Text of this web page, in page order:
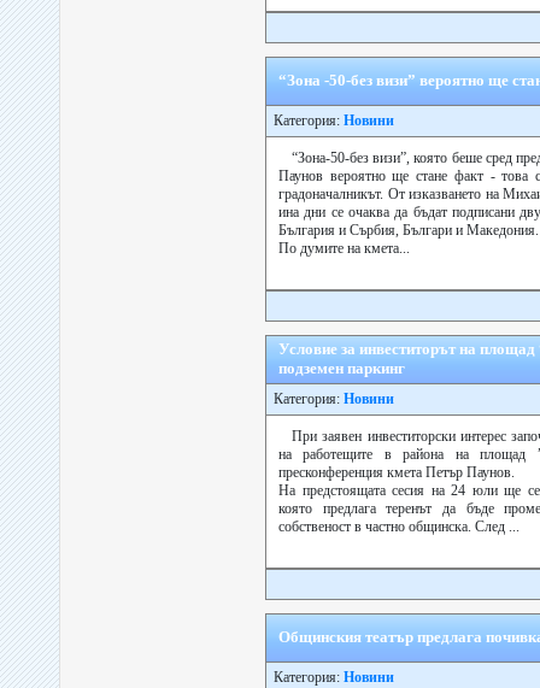
“Зона -50-без визи” вероятно ще
Категория: Новини
“Зона-50-без визи”, която беше сред
Паунов вероятно ще стане факт - това
градоначалникът. От изказването на
ина дни се очаква да бъдат подписани
България и Сърбия, Българи и Македония.
По думите на кмета...
Условие за инвеститорът на
подземен паркинг
Категория: Новини
При заявен инвеститорски интерес
на работещите в района на площад
пресконференция кмета Петър Паунов.
На предстоящата сесия на 24 юли ще се
която предлага теренът да бъде
собственост в частно общинска. След ...
Общинския театър предлага
Категория: Новини